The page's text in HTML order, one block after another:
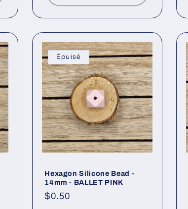
Épuisé
Hexagon Silicone Bead -
14mm - BALLET PINK
Prix
$0.50